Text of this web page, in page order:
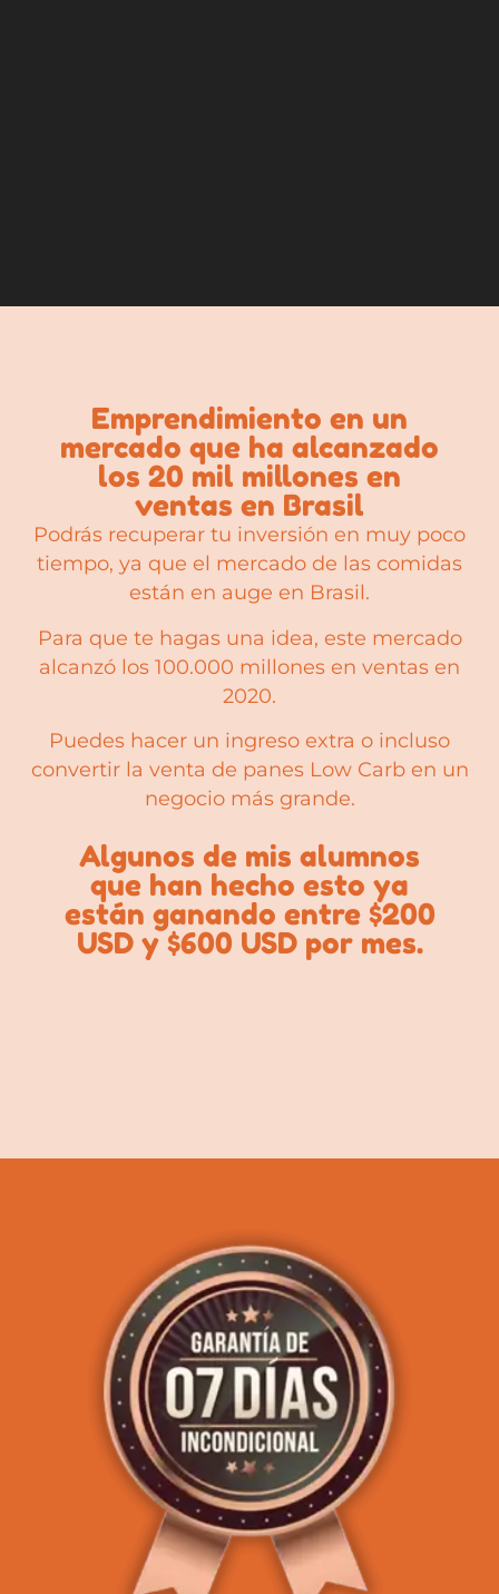
Emprendimiento en un
mercado que ha alcanzado
los 20 mil millones en
ventas en Brasil
Podrás recuperar tu inversión en muy poco
tiempo, ya que el mercado de las comidas
están en auge en Brasil.
Para que te hagas una idea, este mercado
alcanzó los 100.000 millones en ventas en
2020.
Puedes hacer un ingreso extra o incluso
convertir la venta de panes Low Carb en un
negocio más grande.
Algunos de mis alumnos
que han hecho esto ya
están ganando entre $200
USD y $600 USD por mes.